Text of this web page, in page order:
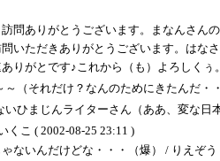
問ありがとうございます。まなんさん
いただきありがとうございます。はな
りがとです♪これから（も）よろしくぅ
～（それだけ？なんのためにきたんだ・
いひまじんライターさん（ああ、変な日
くこ ( 2002-08-25 23:11 )
ないんだけどな・・・（爆） / りえぞう